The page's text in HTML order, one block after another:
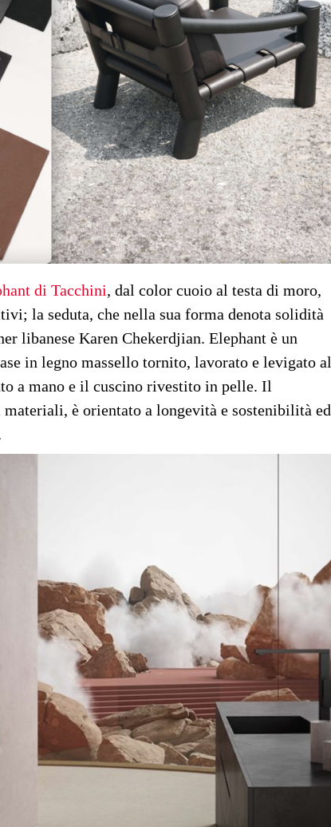
di Tacchini, dal color cuoio al testa di moro,
la seduta, che nella sua forma denota solidità
libanese Karen Chekerdjian. Elephant è un
in legno massello tornito, lavorato e levigato al
a mano e il cuscino rivestito in pelle. Il
è orientato a longevità e sostenibilità ed